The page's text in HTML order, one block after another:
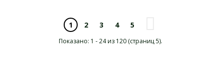
1 2 3 4 5
Показано: 1 - 24 из 120 (страниц 5).